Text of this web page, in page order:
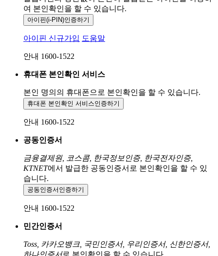
여 본인확인을 할 수 있습니다.
아이핀(i-PIN)인증하기
아이핀 신규가입 도움말
안내 1600-1522
휴대폰 본인확인 서비스
본인 명의의 휴대폰으로 본인확인을 할 수 있습니다.
휴대폰 본인확인 서비스인증하기
안내 1600-1522
공동인증서
금융결제원, 코스콤, 한국정보인증, 한국전자인증,
KTNET에서 발급한 공동인증서로 본인확인을 할 수 있
습니다.
공동인증서 인증하기
안내 1600-1522
민간인증서
Toss, 카카오뱅크, 국민인증서, 우리인증서, 신한인증서,